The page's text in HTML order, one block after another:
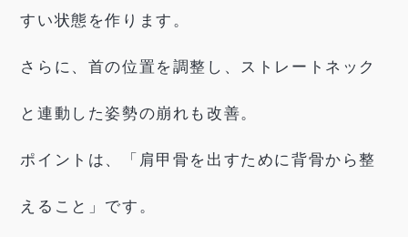
すい状態を作ります。
さらに、首の位置を調整し、ストレートネック
と連動した姿勢の崩れも改善。
ポイントは、「肩甲骨を出すために背骨から整
えること」です。